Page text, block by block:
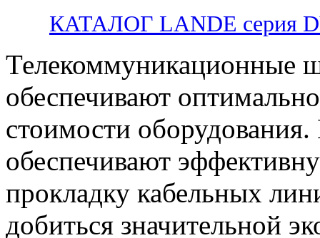
КАТАЛОГ LANDE серия
Телекоммуникационные
обеспечивают
стоимости
обеспечивают
прокладку кабельных
добиться значительной